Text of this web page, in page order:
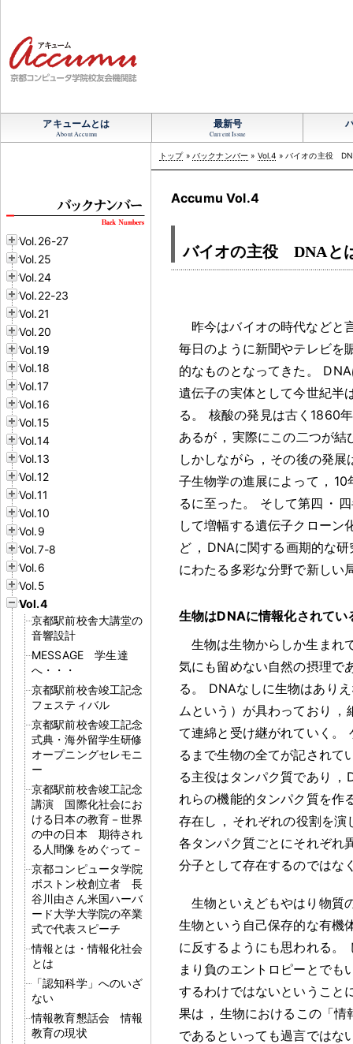
アキュームとは
About Accumu
最新号
Current Issue
Vol.26-27
Vol.25
Vol.24
Vol.22-23
Vol.21
Vol.20
Vol.19
Vol.18
Vol.17
Vol.16
Vol.15
Vol.14
Vol.13
Vol.12
Vol.11
Vol.10
Vol.9
Vol.7-8
Vol.6
Vol.5
Vol.4
京都駅前校舎大講堂の
音響設計
MESSAGE 学生達
へ・・・
京都駅前校舎竣工記念
フェスティバル
京都駅前校舎竣工記念
式典・海外留学生研修
オープニングセレモニ
ー
京都駅前校舎竣工記念
講演 国際化社会にお
ける日本の教育－世界
の中の日本 期待され
る人間像をめぐって－
京都コンピュータ学院
ボストン校創立者 長
谷川由さん米国ハーバ
ード大学大学院の卒業
式で代表スピーチ
情報とは・情報化社会
とは
「認知科学」へのいざ
ない
情報教育懇話会 情報
教育の現状
トップ» バックナンバー » Vol.4 » バイオの主役
Accumu Vol.4
バイオの主役 DNAと
昨今はバイオの時代などと
毎日のように新聞やテレビを
的なものとなってきた 。
遺伝子の実体として今世紀半
る 。
核酸の発見は古く1860
あるが ， 実際にこの二つが結
しかしながら ， その後の発展
子生物学の進展によって ， 10
るに至った 。 そして第四 ・
して増幅する遺伝子クローン
ど ， DNAに関する画期的な
にわたる多彩な分野で新しい
生物はDNAに情報化されてい
生物は生物からしか生まれ
気にも留めない自然の摂理で
る 。
DNAなしに生物はあり
ムという）が具わっており
，
て連綿と受け継がれていく 。
るまで生物の全てが記されて
る主役はタンパク質であり
，
れらの機能的タンパク質を作
存在し ， それぞれの役割を演
各タンパク質ごとにそれぞれ
分子として存在するのではな
生物といえどもやはり物質
生物という自己保存的な有機
に反するようにも思われる 。
まり負のエントロピーとでも
するわけではないということ
果は ， 生物におけるこの「情
であるといっても過言ではな